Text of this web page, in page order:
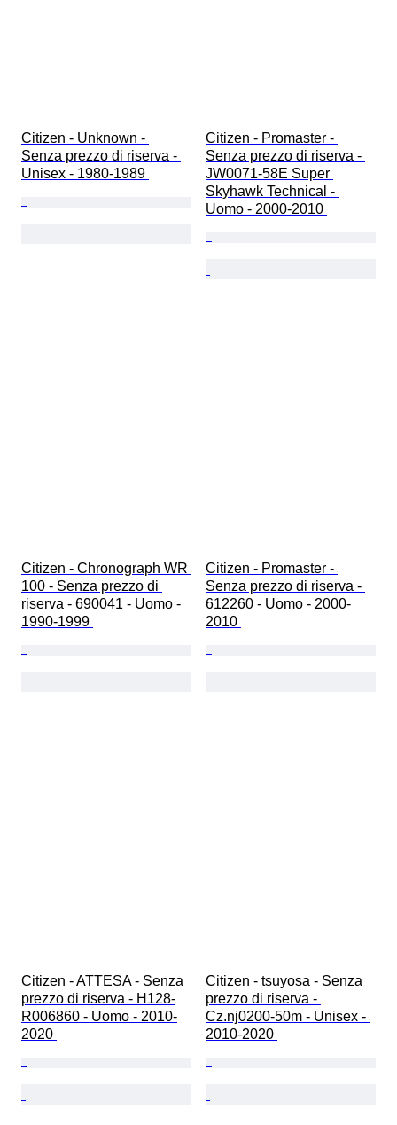
Citizen - Unknown -
Senza prezzo di riserva -
Unisex - 1980-1989
Citizen - Promaster -
Senza prezzo di riserva -
JW0071-58E Super
Skyhawk Technical -
Uomo - 2000-2010
Citizen - Chronograph WR
100 - Senza prezzo di
riserva - 690041 - Uomo -
1990-1999
Citizen - Promaster -
Senza prezzo di riserva -
612260 - Uomo - 2000-
2010
Citizen - ATTESA - Senza
prezzo di riserva - H128-
R006860 - Uomo - 2010-
2020
Citizen - tsuyosa - Senza
prezzo di riserva -
Cz.nj0200-50m - Unisex -
2010-2020